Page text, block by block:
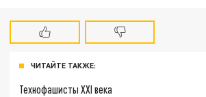
ЧИТАЙТЕ ТАКЖЕ:
Технофашисты XXI века